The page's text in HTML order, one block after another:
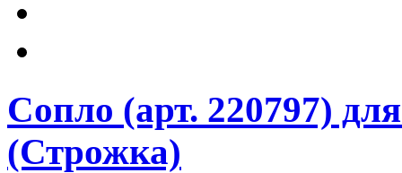
Сопло (арт. 220797)
(Строжка)